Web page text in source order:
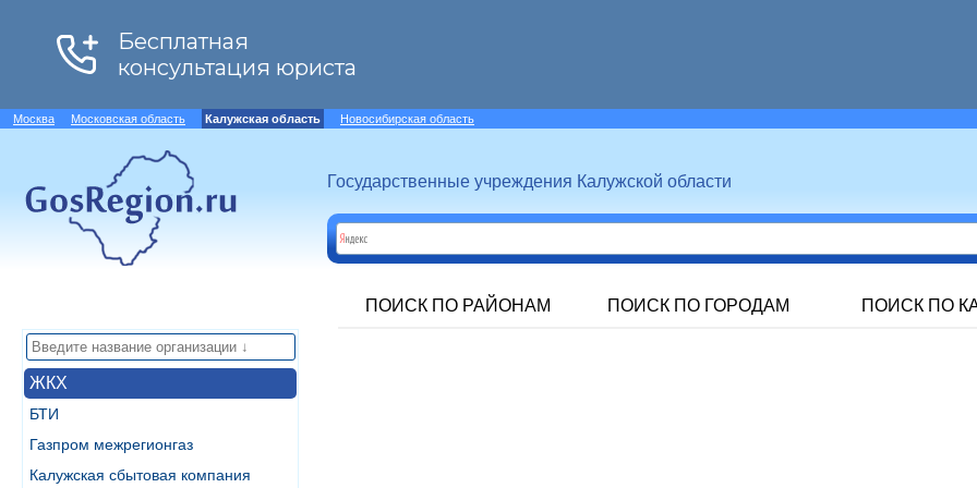
Москва Московская область Калужская область Новосибирская область
Государственные учреждения Калужской области
ПОИСК ПО РАЙОНАМ ПОИСК ПО ГОРОДАМ ПОИСК ПО
ЖКХ
БТИ
Газпром межрегионгаз
Калужская сбытовая компания